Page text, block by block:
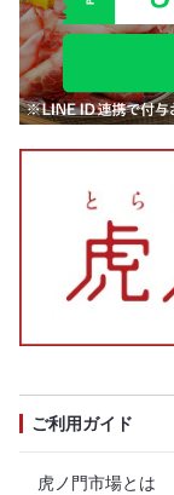
ご利用ガイド
虎ノ門市場とは